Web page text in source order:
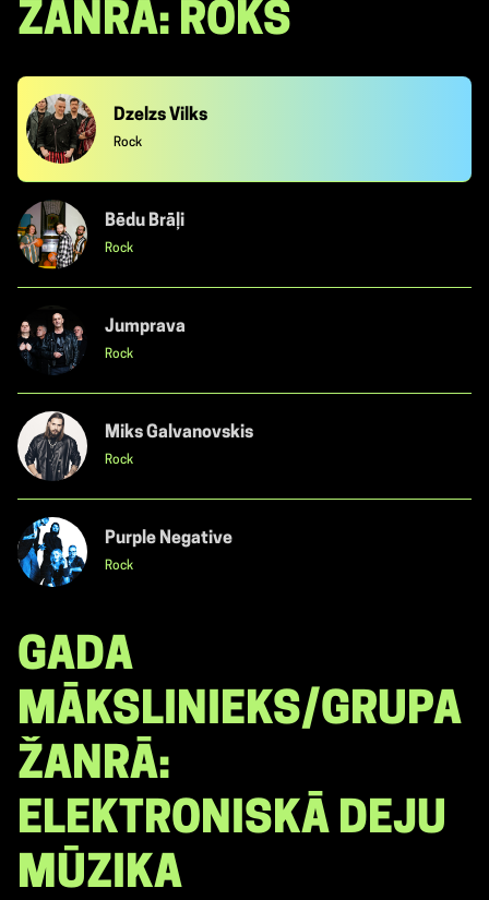
ŽANRĀ: ROKS
Dzelzs Vilks
Rock
Bēdu Brāļi
Rock
Jumprava
Rock
Miks Galvanovskis
Rock
Purple Negative
Rock
GADA
MĀKSLINIEKS/GRUPA
ŽANRĀ:
ELEKTRONISKĀ DEJU
MŪZIKA